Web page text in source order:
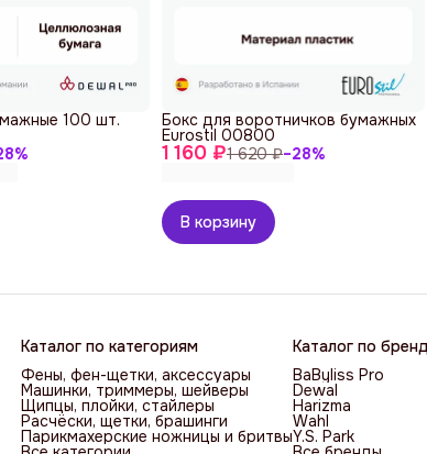
%
100 шт.
1 160 ₽1 620 ₽−28%
Бокс для воротничков бумажных
Eurostil 00800
В корзину
Каталог по категориям
Фены, фен-щетки, аксессуары
Машинки, триммеры, шейверы
Щипцы, плойки, стайлеры
Расчёски, щетки, брашинги
Парикмахерские ножницы и бритвы
Каталог по
BaByliss Pro
Dewal
Harizma
Wahl
Y.S. Park